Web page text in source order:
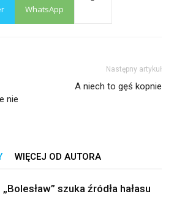
WhatsApp
nie
Następny artykuł
A niech to gęś kopnie
WIĘCEJ OD AUTORA
„Bolesław” szuka źródła hałasu